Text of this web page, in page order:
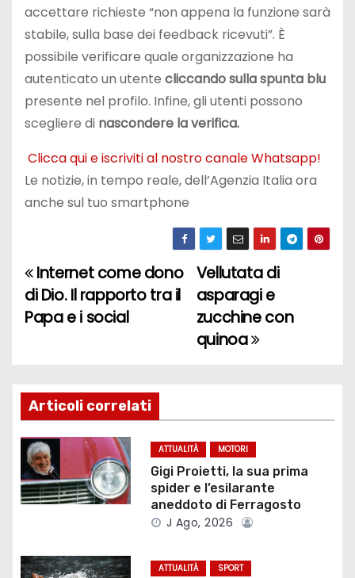
accettare richieste “non appena la funzione sarà
stabile, sulla base dei feedback ricevuti”. È
possibile verificare quale organizzazione ha
autenticato un utente cliccando sulla spunta blu
presente nel profilo. Infine, gli utenti possono
scegliere di nascondere la verifica.
Clicca qui e iscriviti al nostro canale Whatsapp!
Le notizie, in tempo reale, dell’Agenzia Italia ora
anche sul tuo smartphone
N
a
g
a
z
i
Vellutata di
asparagi e
zucchine con
quinoa
Internet come dono
di Dio. Il rapporto tra il
Papa e i social
Articoli correlati
ATTUALITÀ MOTORI
Gigi Proietti, la sua prima
spider e l’esilarante
aneddoto di Ferragosto
J Ago, 2026
ATTUALITÀ SPORT